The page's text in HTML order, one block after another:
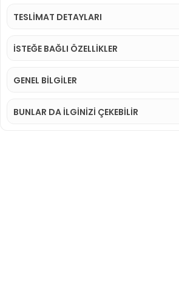
TESLİMAT DETAYLARI
İSTEĞE BAĞLI ÖZELLİKLER
GENEL BİLGİLER
BUNLAR DA İLGINIZI ÇEKEBILIR